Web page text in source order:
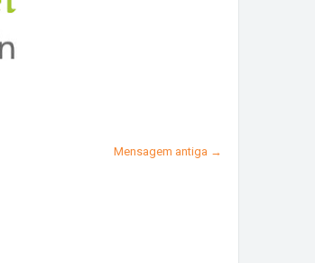
Mensagem antiga →